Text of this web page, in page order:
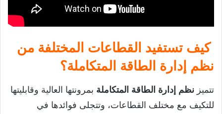
كيف تستفيد القطاعات المختلفة من
نظم إدارة الطاقة المتكاملة؟
تتميز نظم إدارة الطاقة المتكاملة بمرونتها العالية وقابليتها
للتكيف مع مختلف القطاعات، وتتجلى فوائدها في